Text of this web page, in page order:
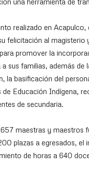
realizado en
felicitación al magisterio
promover la
sus familias, además
la basificación del
de Educación Indígena,
de secundaria.
maestras y maestros
plazas a egresados,
de horas a 640